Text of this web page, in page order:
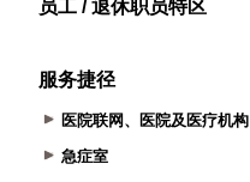
员工 / 退休职员特区
服务捷径
医院联网、医院及医疗机构
急症室